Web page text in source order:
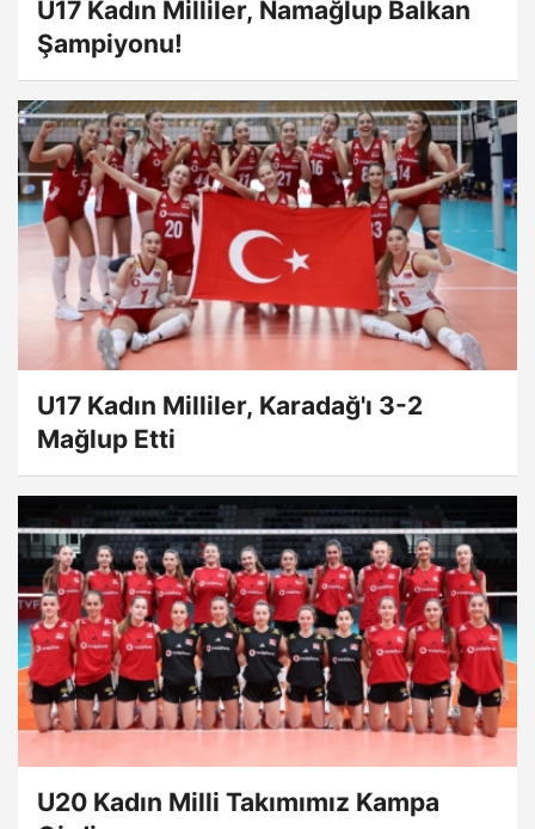
U17 Kadın Milliler, Namağlup Balkan
Şampiyonu!
U17 Kadın Milliler, Karadağ'ı 3-2
Mağlup Etti
U20 Kadın Milli Takımımız Kampa